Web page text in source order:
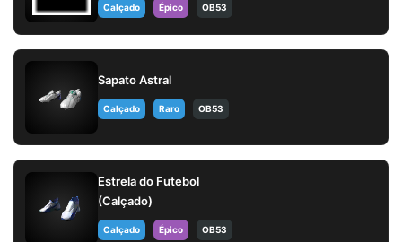
Calçado Épico OB53
Sapato Astral
Calçado Raro OB53
Estrela do Futebol
(Calçado)
Calçado Épico OB53